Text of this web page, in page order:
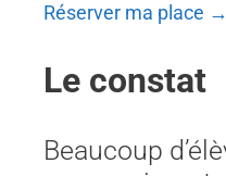
Réserver ma place →
Le constat
Beaucoup